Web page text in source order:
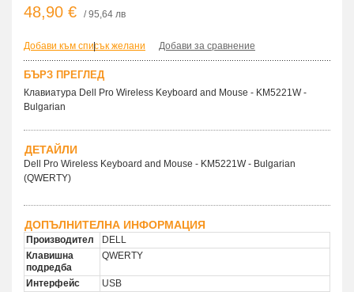
48,90 € / 95,64 лв
Добави към списък желани
| Добави за сравнение
БЪРЗ ПРЕГЛЕД
Клавиатура Dell Pro Wireless Keyboard and Mouse - KM5221W -
Bulgarian
ДЕТАЙЛИ
Dell Pro Wireless Keyboard and Mouse - KM5221W - Bulgarian
(QWERTY)
ДОПЪЛНИТЕЛНА ИНФОРМАЦИЯ
Производител
DELL
Клавишна
подредба
QWERTY
Интерфейс
USB